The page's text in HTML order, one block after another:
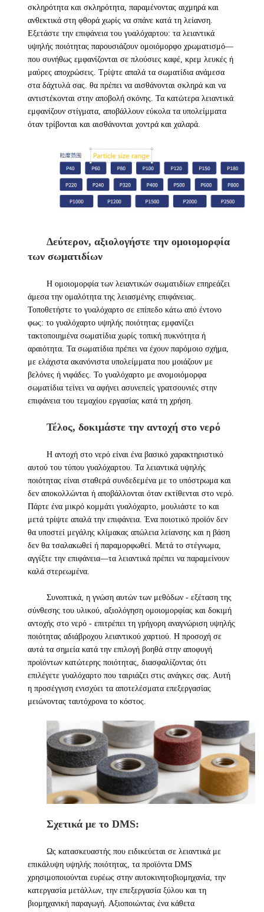
σκληρότητα και σκληρότητα, παραμένοντας αιχμηρά και
ανθεκτικά στη φθορά χωρίς να σπάνε κατά τη λείανση.
Εξετάστε την επιφάνεια του γυαλόχαρτου: τα λειαντικά
υψηλής ποιότητας παρουσιάζουν ομοιόμορφο χρωματισμό—
που συνήθως εμφανίζονται σε πλούσιες καφέ, κρεμ λευκές ή
μαύρες αποχρώσεις. Τρίψτε απαλά τα σωματίδια ανάμεσα
στα δάχτυλά σας. θα πρέπει να αισθάνονται σκληρά και να
αντιστέκονται στην αποβολή σκόνης. Τα κατώτερα λειαντικά
εμφανίζουν στίγματα, αποβάλλουν εύκολα τα υπολείμματα
όταν τρίβονται και αισθάνονται χοντρά και χαλαρά.
Δεύτερον, αξιολογήστε την ομοιομορφία
των σωματιδίων
Η ομοιομορφία των λειαντικών σωματιδίων επηρεάζει
άμεσα την ομαλότητα της λειασμένης επιφάνειας.
Τοποθετήστε το γυαλόχαρτο σε επίπεδο κάτω από έντονο
φως: το γυαλόχαρτο υψηλής ποιότητας εμφανίζει
τακτοποιημένα σωματίδια χωρίς τοπική πυκνότητα ή
αραιότητα. Τα σωματίδια πρέπει να έχουν παρόμοιο σχήμα,
με ελάχιστα ακανόνιστα υπολείμματα που μοιάζουν με
βελόνες ή νιφάδες. Το γυαλόχαρτο με ανομοιόμορφα
σωματίδια τείνει να αφήνει ασυνεπείς γρατσουνιές στην
επιφάνεια του τεμαχίου εργασίας κατά τη χρήση.
Τέλος, δοκιμάστε την αντοχή στο νερό
Η αντοχή στο νερό είναι ένα βασικό χαρακτηριστικό
αυτού του τύπου γυαλόχαρτου. Τα λειαντικά υψηλής
ποιότητας είναι σταθερά συνδεδεμένα με το υπόστρωμα και
δεν αποκολλώνται ή αποβάλλονται όταν εκτίθενται στο νερό.
Πάρτε ένα μικρό κομμάτι γυαλόχαρτο, μουλιάστε το και
μετά τρίψτε απαλά την επιφάνεια. Ένα ποιοτικό προϊόν δεν
θα υποστεί μεγάλης κλίμακας απώλεια λείανσης και η βάση
δεν θα τσαλακωθεί ή παραμορφωθεί. Μετά το στέγνωμα,
αγγίξτε την επιφάνεια—τα λειαντικά πρέπει να παραμείνουν
καλά στερεωμένα.
Συνοπτικά, η γνώση αυτών των μεθόδων - εξέταση της
σύνθεσης του υλικού, αξιολόγηση ομοιομορφίας και δοκιμή
αντοχής στο νερό - επιτρέπει τη γρήγορη αναγνώριση υψηλής
ποιότητας αδιάβροχου λειαντικού χαρτιού. Η προσοχή σε
αυτά τα σημεία κατά την επιλογή βοηθά στην αποφυγή
προϊόντων κατώτερης ποιότητας, διασφαλίζοντας ότι
επιλέγετε γυαλόχαρτο που ταιριάζει στις ανάγκες σας. Αυτή
η προσέγγιση ενισχύει τα αποτελέσματα επεξεργασίας
μειώνοντας ταυτόχρονα το κόστος.
Σχετικά με το DMS:
Ως κατασκευαστής που ειδικεύεται σε λειαντικά με
επικάλυψη υψηλής ποιότητας, τα προϊόντα DMS
χρησιμοποιούνται ευρέως στην αυτοκινητοβιομηχανία, την
κατεργασία μετάλλων, την επεξεργασία ξύλου και τη
βιομηχανική παραγωγή. Αξιοποιώντας ένα κάθετα